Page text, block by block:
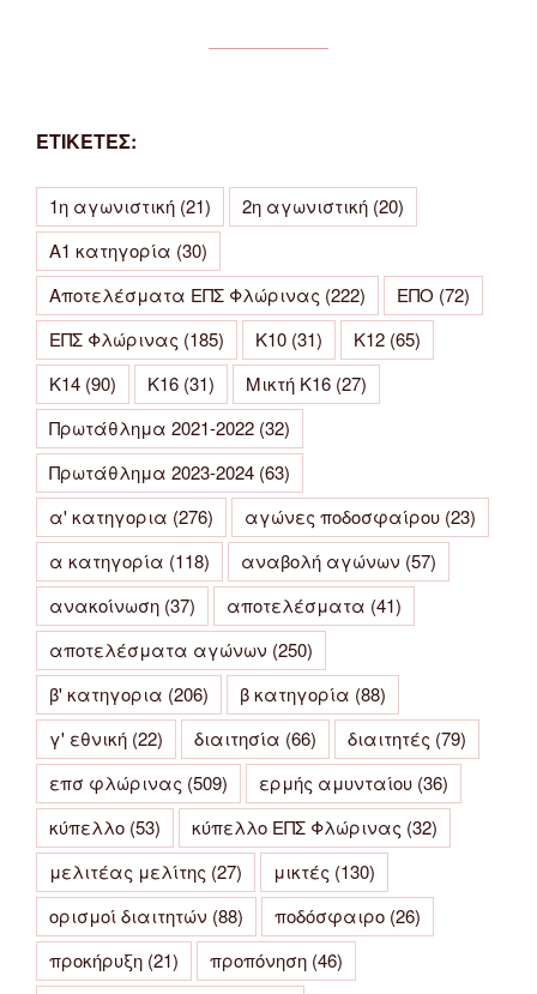
ΕΤΙΚΕΤΕΣ:
1η αγωνιστική (21) 2η αγωνιστική (20)
Α1 κατηγορία (30)
Αποτελέσματα ΕΠΣ Φλώρινας (222) ΕΠΟ (72)
ΕΠΣ Φλώρινας (185) Κ10 (31) Κ12 (65)
Κ14 (90) Κ16 (31) Μικτή Κ16 (27)
Πρωτάθλημα 2021-2022 (32)
Πρωτάθλημα 2023-2024 (63)
α' κατηγορια (276) αγώνες ποδοσφαίρου (23)
α κατηγορία (118) αναβολή αγώνων (57)
ανακοίνωση (37) αποτελέσματα (41)
αποτελέσματα αγώνων (250)
β' κατηγορια (206) β κατηγορία (88)
γ' εθνική (22) διαιτησία (66) διαιτητές (79)
επσ φλώρινας (509) ερμής αμυνταίου (36)
κύπελλο (53) κύπελλο ΕΠΣ Φλώρινας (32)
μελιτέας μελίτης (27) μικτές (130)
ορισμοί διαιτητών (88) ποδόσφαιρο (26)
προκήρυξη (21) προπόνηση (46)